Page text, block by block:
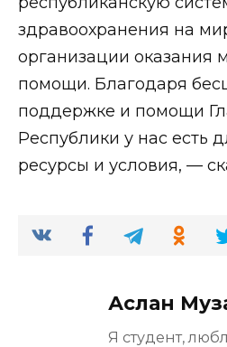
здравоохранения на
организации оказания
помощи. Благодаря
поддержке и помощи
Республики у нас есть
ресурсы и условия, —
Аслан
Я студент,